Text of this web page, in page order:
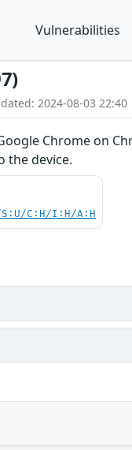
Vulnerabilities
2024-08-03 22:40
Chrome on
the device.
S:U/C:H/I:H/A:H